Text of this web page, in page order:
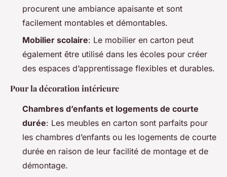
procurent une ambiance apaisante et sont
facilement montables et démontables.
Mobilier scolaire: Le mobilier en carton peut
également être utilisé dans les écoles pour créer
des espaces d’apprentissage flexibles et durables.
Pour la décoration intérieure
Chambres d’enfants et logements de courte
durée: Les meubles en carton sont parfaits pour
les chambres d’enfants ou les logements de courte
durée en raison de leur facilité de montage et de
démontage.